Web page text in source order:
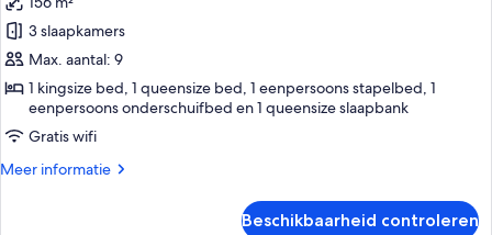
Resortwoning,
3
slaapkamers
(Rays
for
Days)
laden
3 slaapkamers
Max. aantal: 9
1 kingsize bed, 1 queensize bed, 1 eenpersoons stapelbed, 1
eenpersoons onderschuifbed en 1 queensize slaapbank
Gratis wifi
Meer informatie
Meer
Beschikbaarheid controleren